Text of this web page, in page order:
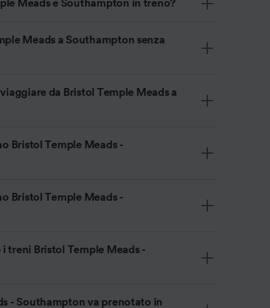
Meads e Southampton in treno?
Meads a Southampton senza
da Bristol Temple Meads a
Bristol Temple Meads -
Bristol Temple Meads -
treni Bristol Temple Meads -
- Southampton va prenotato in